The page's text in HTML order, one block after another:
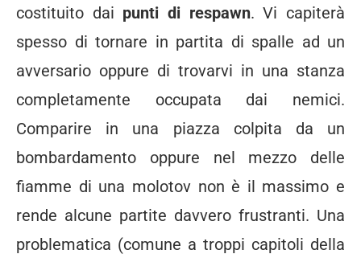
costituito dai punti di respawn. Vi capiterà
spesso di tornare in partita di spalle ad un
avversario oppure di trovarvi in una stanza
completamente occupata dai nemici.
Comparire in una piazza colpita da un
bombardamento oppure nel mezzo delle
fiamme di una molotov non è il massimo e
rende alcune partite davvero frustranti. Una
problematica (comune a troppi capitoli della